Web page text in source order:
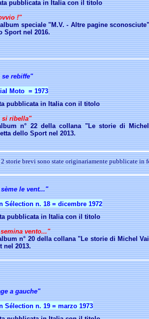
pubblicata in Italia con il titolo
!"
speciale "M.V. - Altre pagine
Sport nel 2016.
se rebiffe"
Moto = 1973
pubblicata in Italia con il titolo
si ribella"
n° 22 della collana "Le storie di
dello Sport nel 2013.
2 storie brevi sono state originariamente pubblicate
le vent..."
Sélection n. 18 = dicembre 1972
pubblicata in Italia con il titolo
vento..."
n° 20 della collana "Le storie di Michel
nel 2013.
a gauche"
Sélection n. 19 = marzo 1973